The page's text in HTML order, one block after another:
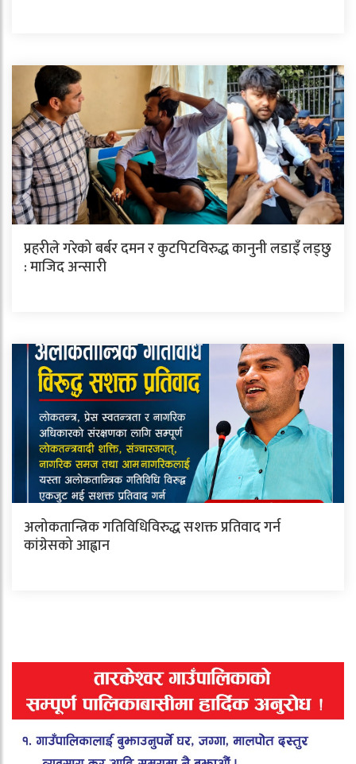
प्रहरीले गरेको बर्बर दमन र कुटपिटविरुद्ध कानुनी लडाइँ लड्छु
: माजिद अन्सारी
अलोकतान्त्रिक गतिविधिविरुद्ध सशक्त प्रतिवाद गर्न
कांग्रेसको आह्वान